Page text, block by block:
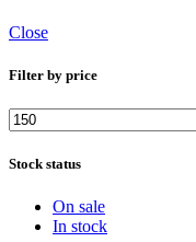
Close
Filter by price
Prezzo
Min
Stock status
On sale
In stock